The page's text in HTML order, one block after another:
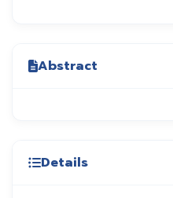
Abstract
Details